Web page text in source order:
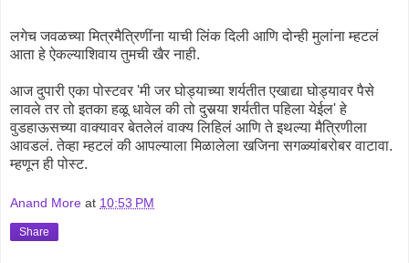
लगेच जवळच्या मित्रमैत्रिणींना याची लिंक दिली आणि दोन्ही मुलांना म्हटलं
आता हे ऐकल्याशिवाय तुमची खैर नाही.
आज दुपारी एका पोस्टवर 'मी जर घोड्याच्या शर्यतीत एखाद्या घोड्यावर पैसे
लावले तर तो इतका हळू धावेल की तो दुसर्‍या शर्यतीत पहिला येईल' हे
वुडहाऊसच्या वाक्यावर बेतलेलं वाक्य लिहिलं आणि ते इथल्या मैत्रिणीला
आवडलं. तेव्हा म्हटलं की आपल्याला मिळालेला खजिना सगळ्यांबरोबर वाटावा.
म्हणून ही पोस्ट.
Anand More at 10:53 PM
Share